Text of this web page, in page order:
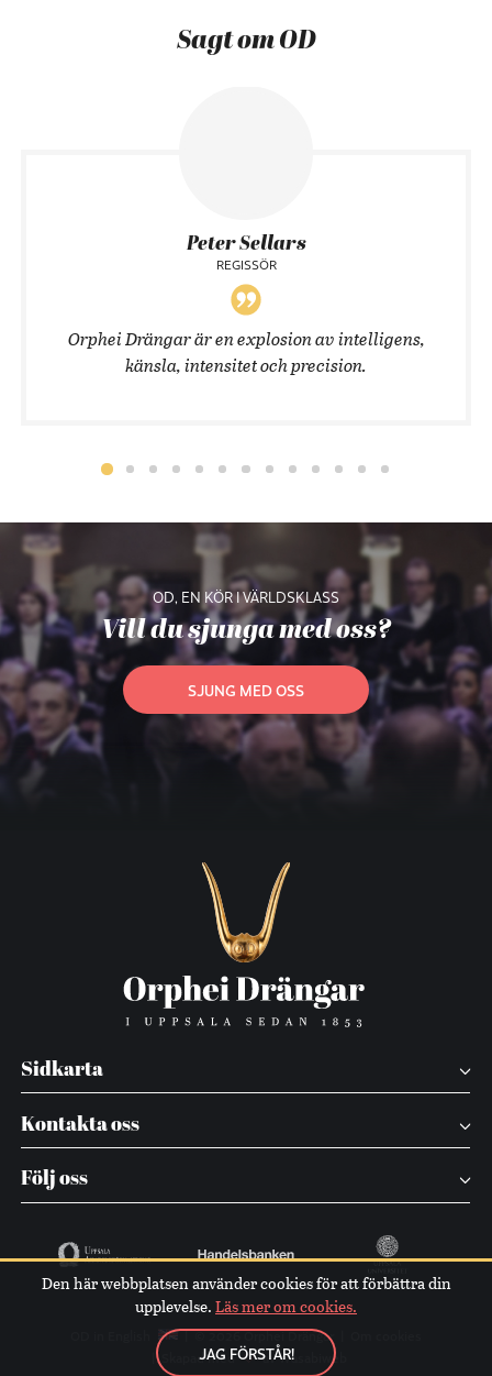
Sagt om OD
Peter Sellars
REGISSÖR
Orphei Drängar är en explosion av intelligens,
känsla, intensitet och precision.
OD, EN KÖR I VÄRLDSKLASS
Vill du sjunga med oss?
SJUNG MED OSS
Sidkarta
Kontakta oss
Följ oss
© 2026 Orphei Drängar
Skapad med
av Wasabiweb
Den här webbplatsen använder cookies för att förbättra din
upplevelse.Läs mer om cookies.
JAG FÖRSTÅR!